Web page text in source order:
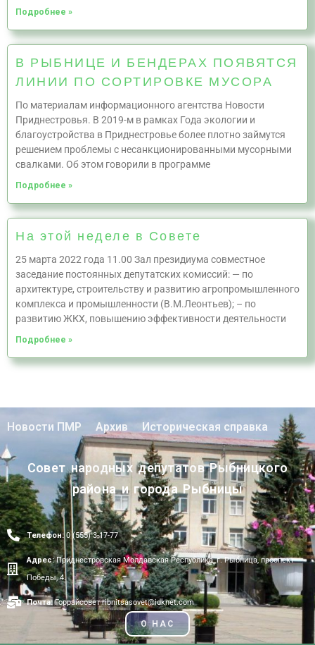
Подробнее »
В РЫБНИЦЕ И БЕНДЕРАХ ПОЯВЯТСЯ
ЛИНИИ ПО СОРТИРОВКЕ МУСОРА
По материалам информационного агентства Новости
Приднестровья. В 2019-м в рамках Года экологии и
благоустройства в Приднестровье более плотно займутся
решением проблемы с несанкционированными мусорными
свалками. Об этом говорили в программе
Подробнее »
На этой неделе в Совете
25 марта 2022 года 11.00 Зал президиума совместное
заседание постоянных депутатских комиссий: — по
архитектуре, строительству и развитию агропромышленного
комплекса и промышленности (В.М.Леонтьев); – по
развитию ЖКХ, повышению эффективности деятельности
Подробнее »
Новости ПМР Архив Историческая справка
Совет народных депутатов Рыбницкого
района и города Рыбницы
Телефон:0 (555) 3-17-77
Адрес:Приднестровская Молдавская Республика, г. Рыбница, проспект
Победы, 4.
Почта:Горрайсовет ribnitsasovet@idknet.com
О НАС